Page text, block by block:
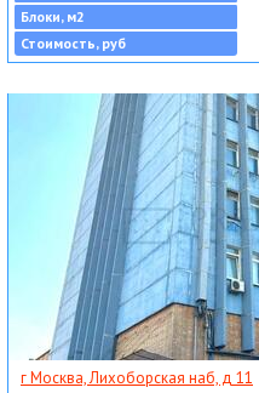
Блоки, м2
Стоимость, руб
г Москва, Лихоборская наб, д 11